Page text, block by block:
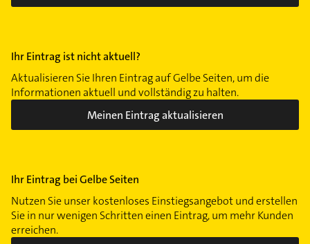
Ihr Eintrag ist nicht aktuell?
Aktualisieren Sie Ihren Eintrag auf Gelbe Seiten, um die
Informationen aktuell und vollständig zu halten.
Meinen Eintrag aktualisieren
Ihr Eintrag bei Gelbe Seiten
Nutzen Sie unser kostenloses Einstiegsangebot und erstellen
Sie in nur wenigen Schritten einen Eintrag, um mehr Kunden
erreichen.